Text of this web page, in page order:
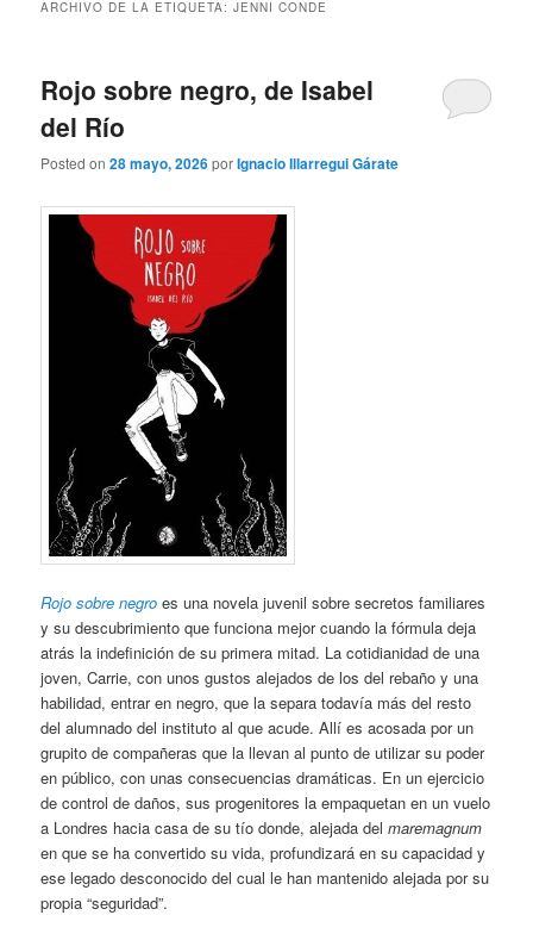
ARCHIVO DE LA ETIQUETA:JENNI CONDE
Rojo sobre negro, de Isabel
del Río
Posted on28 mayo, 2026porIgnacio Illarregui Gárate
Rojo sobre negro es una novela juvenil sobre secretos familiares
y su descubrimiento que funciona mejor cuando la fórmula deja
atrás la indefinición de su primera mitad. La cotidianidad de una
joven, Carrie, con unos gustos alejados de los del rebaño y una
habilidad, entrar en negro, que la separa todavía más del resto
del alumnado del instituto al que acude. Allí es acosada por un
grupito de compañeras que la llevan al punto de utilizar su poder
en público, con unas consecuencias dramáticas. En un ejercicio
de control de daños, sus progenitores la empaquetan en un vuelo
a Londres hacia casa de su tío donde, alejada delmaremagnum
en que se ha convertido su vida, profundizará en su capacidad y
ese legado desconocido del cual le han mantenido alejada por su
propia “seguridad”.